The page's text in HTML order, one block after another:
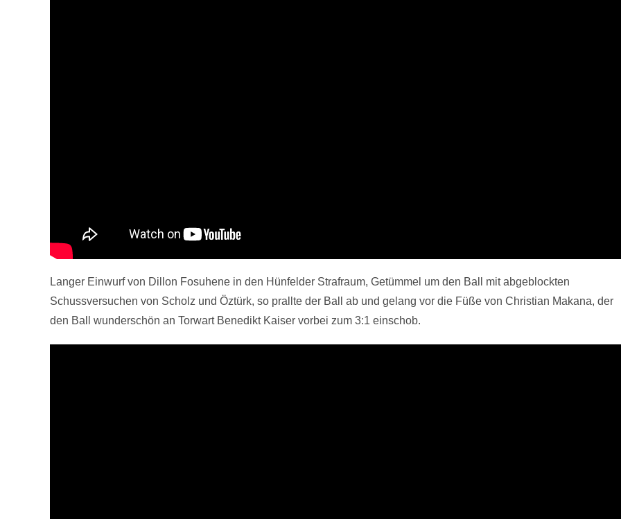
Langer Einwurf von Dillon Fosuhene in den Hünfelder Strafraum, Getümmel um den Ball mit abgeblockten
Schussversuchen von Scholz und Öztürk, so prallte der Ball ab und gelang vor die Füße von Christian Makana, der
den Ball wunderschön an Torwart Benedikt Kaiser vorbei zum 3:1 einschob.